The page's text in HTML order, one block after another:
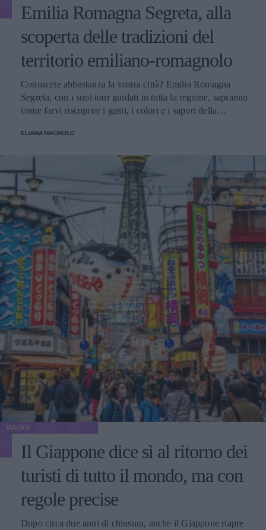
Emilia Romagna Segreta, alla
scoperta delle tradizioni del
territorio emiliano-romagnolo
Conoscete abbastanza la vostra città? Emilia Romagna
Segreta, con i suoi tour guidati in tutta la regione, sapranno
come farvi riscoprire i gusti, i colori e i sapori della
ELIANA MAGNOLO
VIAGGI
Il Giappone dice sì al ritorno dei
turisti di tutto il mondo, ma con
regole precise
Dopo circa due anni di chiusura, anche il Giappone riapre